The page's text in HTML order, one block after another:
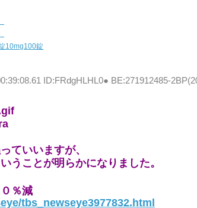
10mg100錠
ID:FRdgHLHL0● BE:271912485-
ていいますが、
うことが明らかになりました。
％減
tbs_newseye3977832.html